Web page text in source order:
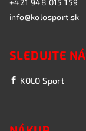
+421 948 015 159
info@kolosport.sk
SLEDUJTE
KOLO Sport